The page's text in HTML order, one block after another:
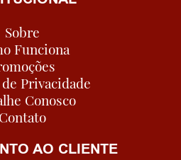
Sobre
Funciona
Privacidade
Conosco
Contato
AO CLIENTE